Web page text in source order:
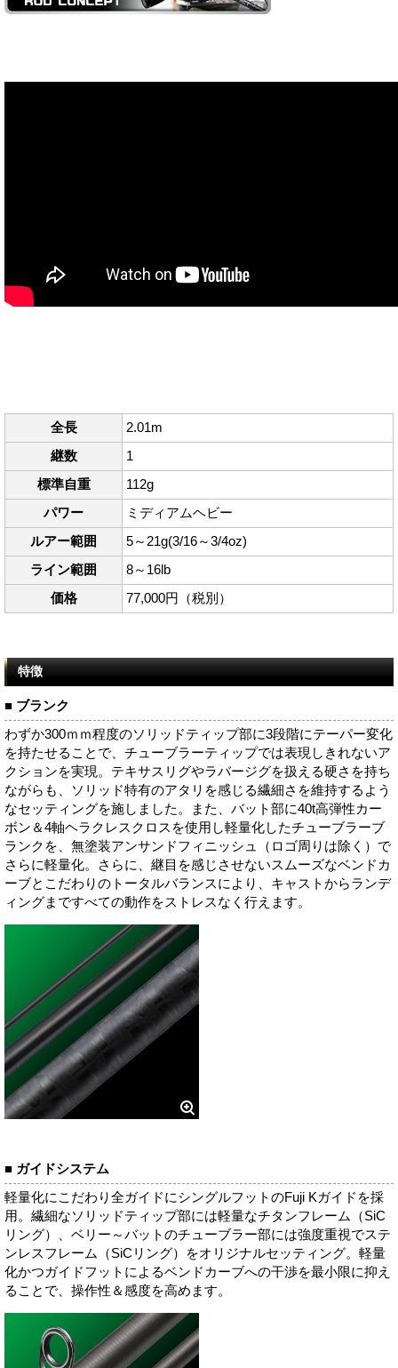
全長
2.01m
継数
1
標準自重
112g
パワー
ミディアムヘビー
ルアー範囲
5～21g(3/16～3/4oz)
ライン範囲
8～16lb
価格
77,000円（税別）
特徴
■ ブランク
わずか300ｍｍ程度のソリッドティップ部に3段階にテーパー変化
を持たせることで、チューブラーティップでは表現しきれないア
クションを実現。テキサスリグやラバージグを扱える硬さを持ち
ながらも、ソリッド特有のアタリを感じる繊細さを維持するよう
なセッティングを施しました。また、バット部に40t高弾性カー
ボン＆4軸ヘラクレスクロスを使用し軽量化したチューブラーブ
ランクを、無塗装アンサンドフィニッシュ（ロゴ周りは除く）で
さらに軽量化。さらに、継目を感じさせないスムーズなベンドカ
ーブとこだわりのトータルバランスにより、キャストからランデ
ィングまですべての動作をストレスなく行えます。
■ ガイドシステム
軽量化にこだわり全ガイドにシングルフットのFuji Kガイドを採
用。繊細なソリッドティップ部には軽量なチタンフレーム（SiC
リング）、ベリー～バットのチューブラー部には強度重視でステ
ンレスフレーム（SiCリング）をオリジナルセッティング。軽量
化かつガイドフットによるベンドカーブへの干渉を最小限に抑え
ることで、操作性＆感度を高めます。